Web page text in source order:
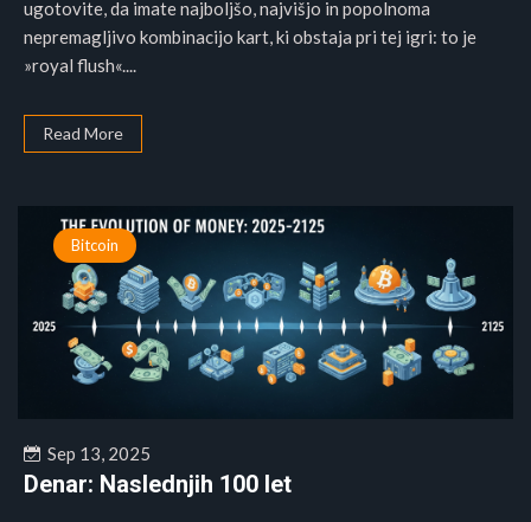
ugotovite, da imate najboljšo, najvišjo in popolnoma
nepremagljivo kombinacijo kart, ki obstaja pri tej igri: to je
»royal flush«....
Read More
Bitcoin
Sep 13, 2025
Denar: Naslednjih 100 let